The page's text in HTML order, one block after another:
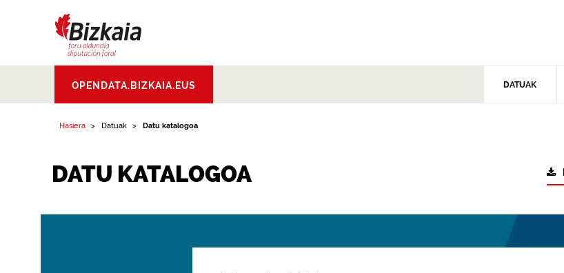
Aldundia.Diputacion
Foral de Bizkaia
OPENDATA.BIZKAIA.EUS DATUAK
Hasiera Datuak Datu katalogoa
DATU KATALOGOA